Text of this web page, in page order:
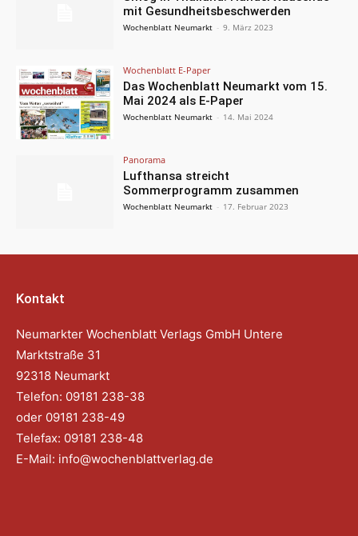
mit Gesundheitsbeschwerden
Wochenblatt Neumarkt - 9. März 2023
Wochenblatt E-Paper
Das Wochenblatt Neumarkt vom 15.
Mai 2024 als E-Paper
Wochenblatt Neumarkt - 14. Mai 2024
Panorama
Lufthansa streicht
Sommerprogramm zusammen
Wochenblatt Neumarkt - 17. Februar 2023
Kontakt
Neumarkter Wochenblatt Verlags GmbH Untere
Marktstraße 31
92318 Neumarkt
Telefon: 09181 238-38
oder 09181 238-49
Telefax: 09181 238-48
E-Mail: info@wochenblattverlag.de